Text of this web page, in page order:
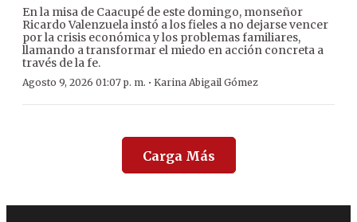
En la misa de Caacupé de este domingo, monseñor
Ricardo Valenzuela instó a los fieles a no dejarse vencer
por la crisis económica y los problemas familiares,
llamando a transformar el miedo en acción concreta a
través de la fe.
Agosto 9, 2026 01:07 p. m. · Karina Abigail Gómez
Carga Más